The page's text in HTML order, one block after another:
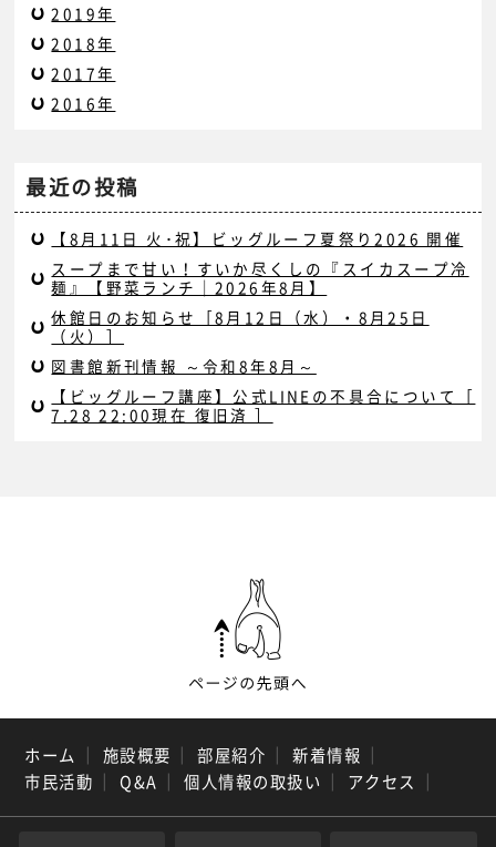
2019年
2018年
2017年
2016年
最近の投稿
【8月11日 火･祝】ビッグルーフ夏祭り2026 開催
スープまで甘い！すいか尽くしの『スイカスープ冷
麺』【野菜ランチ｜2026年8月】
休館日のお知らせ［8月12日（水）・8月25日
（火）］
図書館新刊情報 ～令和8年8月～
【ビッグルーフ講座】公式LINEの不具合について［
7.28 22:00現在 復旧済 ］
ホーム ｜ 施設概要 ｜ 部屋紹介 ｜ 新着情報 ｜
市民活動 ｜ Q&A ｜ 個人情報の取扱い ｜ アクセス ｜